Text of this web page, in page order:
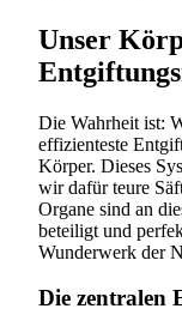
Unser
Die Wahrheit ist:
effizienteste
Körper. Dieses
wir dafür teure
Organe sind an
beteiligt und
Wunderwerk der
Die zentralen